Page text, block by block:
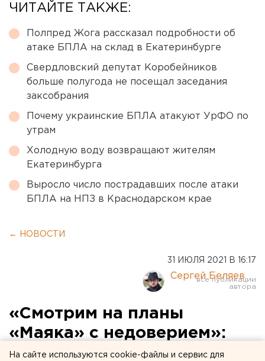
ЧИТАЙТЕ ТАКЖЕ:
Полпред Жога рассказал подробности об
атаке БПЛА на склад в Екатеринбурге
Свердловский депутат Коробейников
больше полугода не посещал заседания
заксобрания
Почему украинские БПЛА атакуют УрФО по
утрам
Холодную воду возвращают жителям
Екатеринбурга
Выросло число пострадавших после атаки
БПЛА на НПЗ в Краснодарском крае
← НОВОСТИ
31 ИЮЛЯ 2021 В 16:17
Сергей Беляев
«Смотрим на планы
«Маяка» с недоверием»:
защитники сада Нурова в
На сайте используются cookie-файлы и сервис для